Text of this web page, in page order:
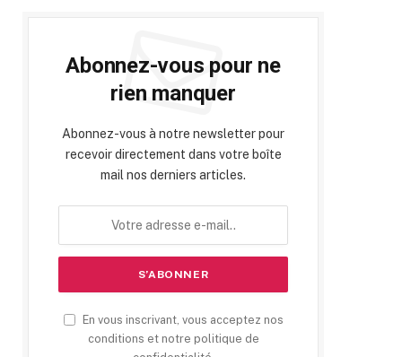
Abonnez-vous pour ne
rien manquer
Abonnez-vous à notre newsletter pour
recevoir directement dans votre boîte
mail nos derniers articles.
En vous inscrivant, vous acceptez nos
conditions et notre politique de